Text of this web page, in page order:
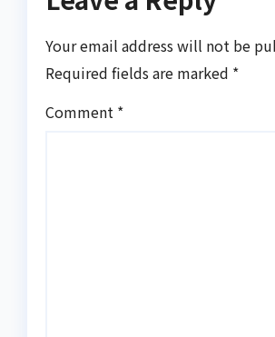
Your email address will not be
Required fields are marked *
Comment *